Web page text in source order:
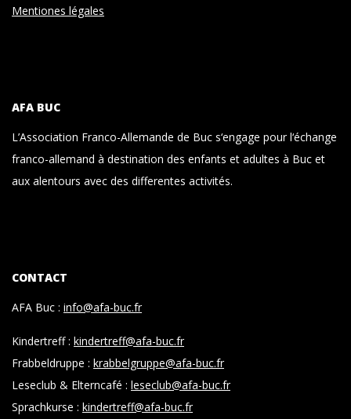
Mentiones légales
AFA BUC
L’Association Franco-Allemande de Buc s‘engage pour l‘échange
franco-allemand à destination des enfants et adultes à Buc et
aux alentours avec des differentes activités.
CONTACT
AFA Buc : info@afa-buc.fr
Kindertreff : kindertreff@afa-buc.fr
Frabbeldruppe : krabbelgruppe@afa-buc.fr
Leseclub & Elterncafé : leseclub@afa-buc.fr
Sprachkurse : kindertreff@afa-buc.fr